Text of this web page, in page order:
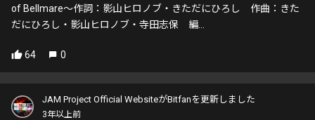
of Bellmare〜作詞：影山ヒロノブ・きただにひろし 作曲：きた
だにひろし・影山ヒロノブ・寺田志保 編...
64 0
JAM Project Official WebsiteがBitfanを更新しました
3年以上前